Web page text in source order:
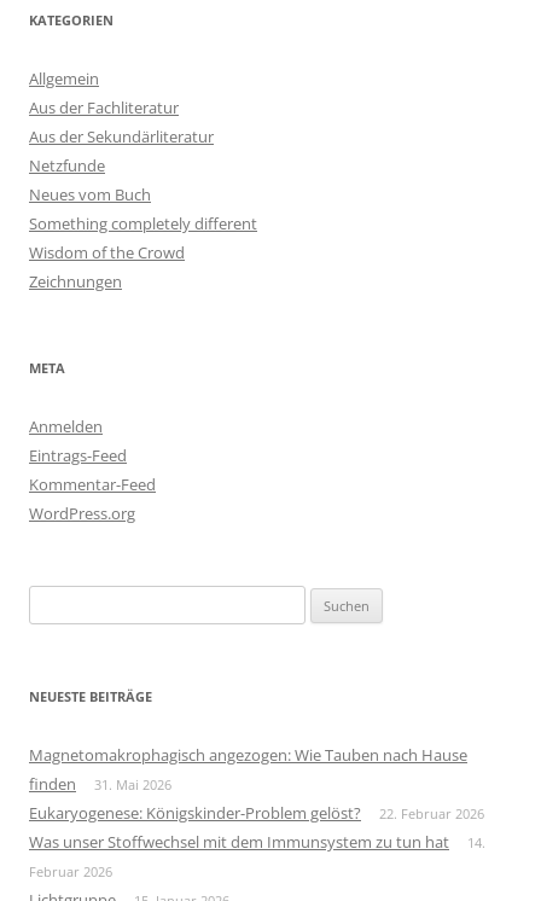
KATEGORIEN
Allgemein
Aus der Fachliteratur
Aus der Sekundärliteratur
Netzfunde
Neues vom Buch
Something completely different
Wisdom of the Crowd
Zeichnungen
META
Anmelden
Eintrags-Feed
Kommentar-Feed
WordPress.org
nach:
NEUESTE BEITRÄGE
Magnetomakrophagisch angezogen: Wie Tauben nach Hause
finden
31. Mai 2026
Eukaryogenese: Königskinder-Problem gelöst? 22. Februar 2026
Was unser Stoffwechsel mit dem Immunsystem zu tun hat
14.
Februar 2026